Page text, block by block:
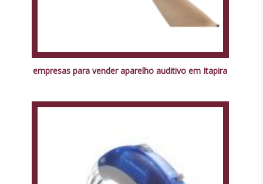
empresas para vender aparelho auditivo em Itapira